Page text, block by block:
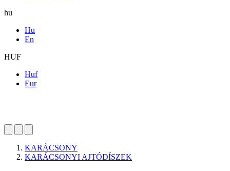
hu
Hu
En
HUF
Huf
Eur
KARÁCSONY
KARÁCSONYI AJTÓDÍSZEK